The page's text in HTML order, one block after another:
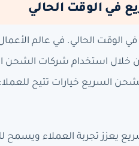
في الوقت الحالي
الحالي. في عالم
خلال استخدام شركات الشحن
السريع خيارات تتيح
يعزز تجربة العملاء